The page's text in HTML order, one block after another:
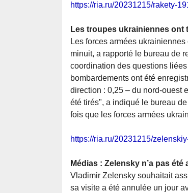
https://ria.ru/20231215/rakety-
Les troupes ukrainiennes ont
Les forces armées
minuit, a rapporté le bureau de
coordination des questions
bombardements ont été
direction : 0,25 – du nord-ouest
été tirés", a indiqué le bureau
fois que les forces armées
https://ria.ru/20231215/
Médias : Zelensky n’a pas
Vladimir Zelensky souhaitait
sa visite a été annulée un jour